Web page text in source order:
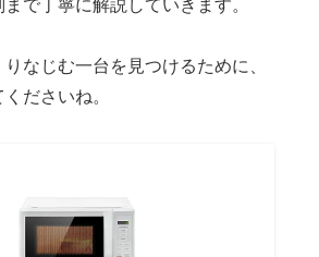
で丁寧に解説していきます。
なじむ一台を見つけるために、
ださいね。